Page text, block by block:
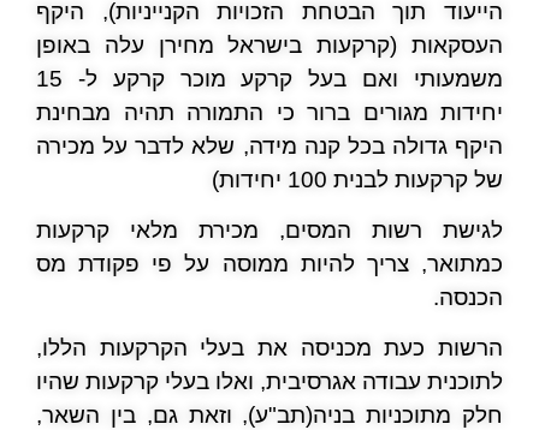
הייעוד תוך הבטחת הזכויות הקנייניות), היקף
העסקאות (קרקעות בישראל מחירן עלה באופן
משמעותי ואם בעל קרקע מוכר קרקע ל- 15
יחידות מגורים ברור כי התמורה תהיה מבחינת
היקף גדולה בכל קנה מידה, שלא לדבר על מכירה
של קרקעות לבנית 100 יחידות)
לגישת רשות המסים, מכירת מלאי קרקעות
כמתואר, צריך להיות ממוסה על פי פקודת מס
הכנסה.
הרשות כעת מכניסה את בעלי הקרקעות הללו,
לתוכנית עבודה אגרסיבית, ואלו בעלי קרקעות שהיו
חלק מתוכניות בניה(תב"ע), וזאת גם, בין השאר,